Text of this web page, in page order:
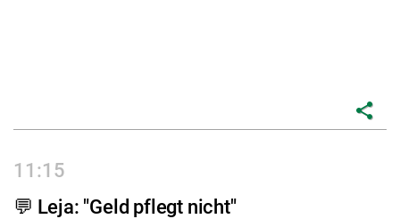
share
11:15
💬 Leja: "Geld pflegt nicht"